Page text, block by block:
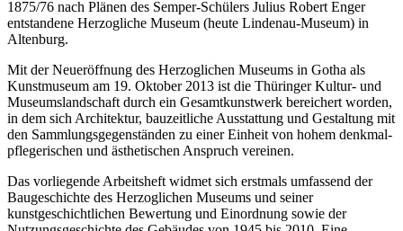
1875/76 nach Plänen des Semper-Schülers Julius Robert Enger
entstandene Herzogliche Museum (heute Lindenau-Museum) in
Altenburg.
Mit der Neueröffnung des Herzoglichen Museums in Gotha als
Kunstmuseum am 19. Oktober 2013 ist die Thüringer Kultur- und
Museumslandschaft durch ein Gesamtkunstwerk bereichert worden,
in dem sich Architektur, bauzeitliche Ausstattung und Gestaltung mit
den Sammlungsgegenständen zu einer Einheit von hohem denkmal­
pflegerischen und ästhetischen Anspruch vereinen.
Das vorliegende Arbeitsheft widmet sich erstmals umfassend der
Baugeschichte des Herzoglichen Museums und seiner
kunstgeschichtlichen Bewertung und Einordnung sowie der